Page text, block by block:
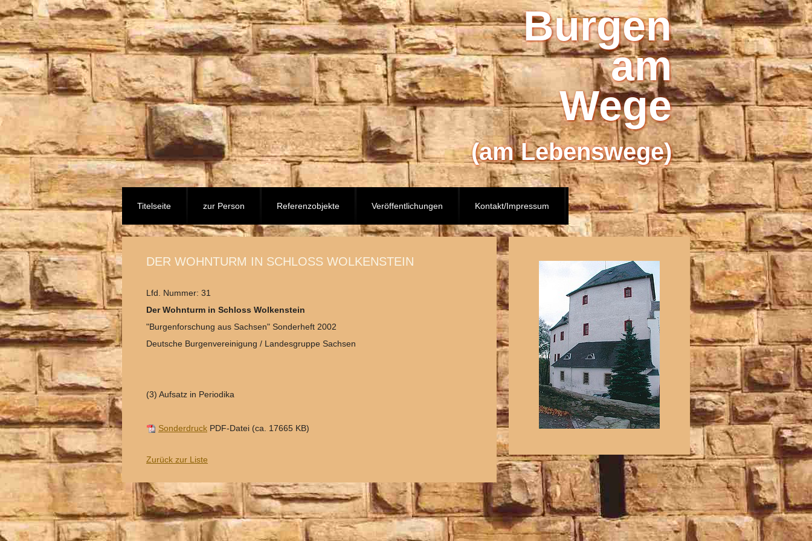
Burgen
am
Wege
(am Lebenswege)
Titelseite zur Person Referenzobjekte Veröffentlichungen Kontakt/Impressum
DER WOHNTURM IN SCHLOSS WOLKENSTEIN
Lfd. Nummer: 31
Der Wohnturm in Schloss Wolkenstein
"Burgenforschung aus Sachsen" Sonderheft 2002
Deutsche Burgenvereinigung / Landesgruppe Sachsen
(3) Aufsatz in Periodika
Sonderdruck PDF-Datei (ca. 17665 KB)
Zurück zur Liste